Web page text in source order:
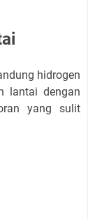
hidrogen
lantai dengan
yang sulit